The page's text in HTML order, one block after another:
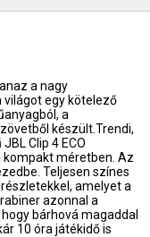
a nagy
világot egy kötelező
a
készült.Trendi,
Clip 4 ECO
méretben. Az
Teljesen színes
amelyet a
azonnal a
bárhová magaddal
10 óra játékidő is